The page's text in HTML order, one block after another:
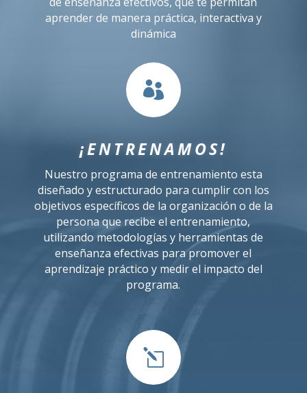
aprender de manera práctica, interactiva y
dinámica

¡ENTRENAMOS!
Nuestro programa de entrenamiento esta
diseñado y estructurado para cumplir con los
objetivos específicos de la organización o de la
persona que recibe el entrenamiento,
utilizando metodologías y herramientas de
enseñanza efectivas para promover el
aprendizaje práctico y medir el impacto del
programa.
l